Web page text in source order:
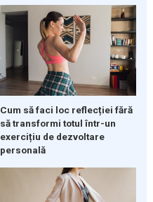
Cum să faci loc reflecției fără
să transformi totul într-un
exercițiu de dezvoltare
personală